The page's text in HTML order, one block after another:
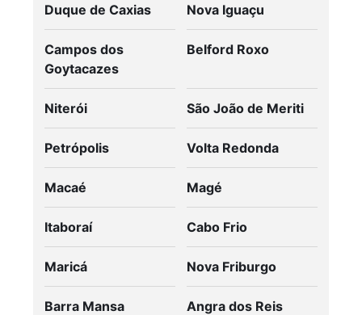
Duque de Caxias Nova Iguaçu
Campos dos
Goytacazes
Belford Roxo
Niterói São João de Meriti
Petrópolis Volta Redonda
Macaé Magé
Itaboraí Cabo Frio
Maricá Nova Friburgo
Barra Mansa Angra dos Reis